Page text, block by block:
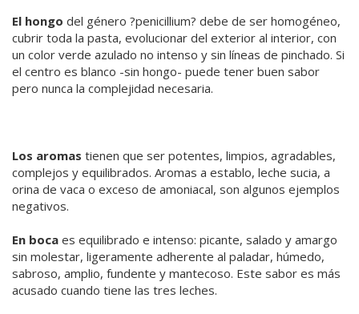
El hongo del género ?penicillium? debe de ser homogéneo,
cubrir toda la pasta, evolucionar del exterior al interior, con
un color verde azulado no intenso y sin líneas de pinchado. Si
el centro es blanco -sin hongo- puede tener buen sabor
pero nunca la complejidad necesaria.
Los aromas tienen que ser potentes, limpios, agradables,
complejos y equilibrados. Aromas a establo, leche sucia, a
orina de vaca o exceso de amoniacal, son algunos ejemplos
negativos.
En boca es equilibrado e intenso: picante, salado y amargo
sin molestar, ligeramente adherente al paladar, húmedo,
sabroso, amplio, fundente y mantecoso. Este sabor es más
acusado cuando tiene las tres leches.